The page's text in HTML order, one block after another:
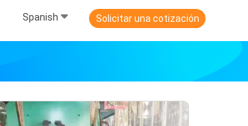
Spanish Solicitar una cotización